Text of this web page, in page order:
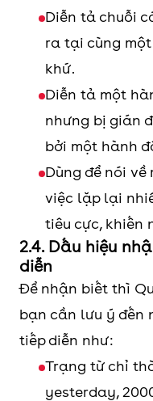
No,
their
Câu nghi
vấn
(WH-
question)
+
Ví
Diễn tả chuỗi
ra tại cùng
khứ.
Diễn tả một
nhưng bị gián
bởi một hành
Dùng để nói
việc lặp lại
tiêu cực, khiến
2.4. Dấu hiệu
diễn
Để nhận biết thì
bạn cần lưu ý đến
tiếp diễn như:
Trạng từ chỉ
yesterday,